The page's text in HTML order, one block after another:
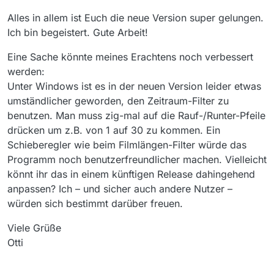
Alles in allem ist Euch die neue Version super gelungen.
Ich bin begeistert. Gute Arbeit!
Eine Sache könnte meines Erachtens noch verbessert
werden:
Unter Windows ist es in der neuen Version leider etwas
umständlicher geworden, den Zeitraum-Filter zu
benutzen. Man muss zig-mal auf die Rauf-/Runter-Pfeile
drücken um z.B. von 1 auf 30 zu kommen. Ein
Schieberegler wie beim Filmlängen-Filter würde das
Programm noch benutzerfreundlicher machen. Vielleicht
könnt ihr das in einem künftigen Release dahingehend
anpassen? Ich – und sicher auch andere Nutzer –
würden sich bestimmt darüber freuen.
Viele Grüße
Otti